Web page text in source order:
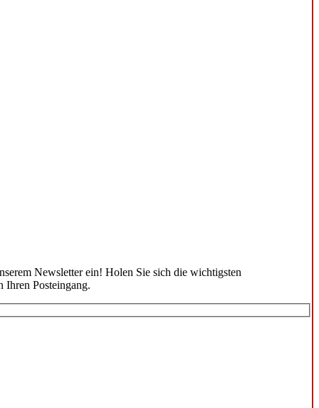
Newsletter ein! Holen Sie sich die wichtigsten
Ihren Posteingang.